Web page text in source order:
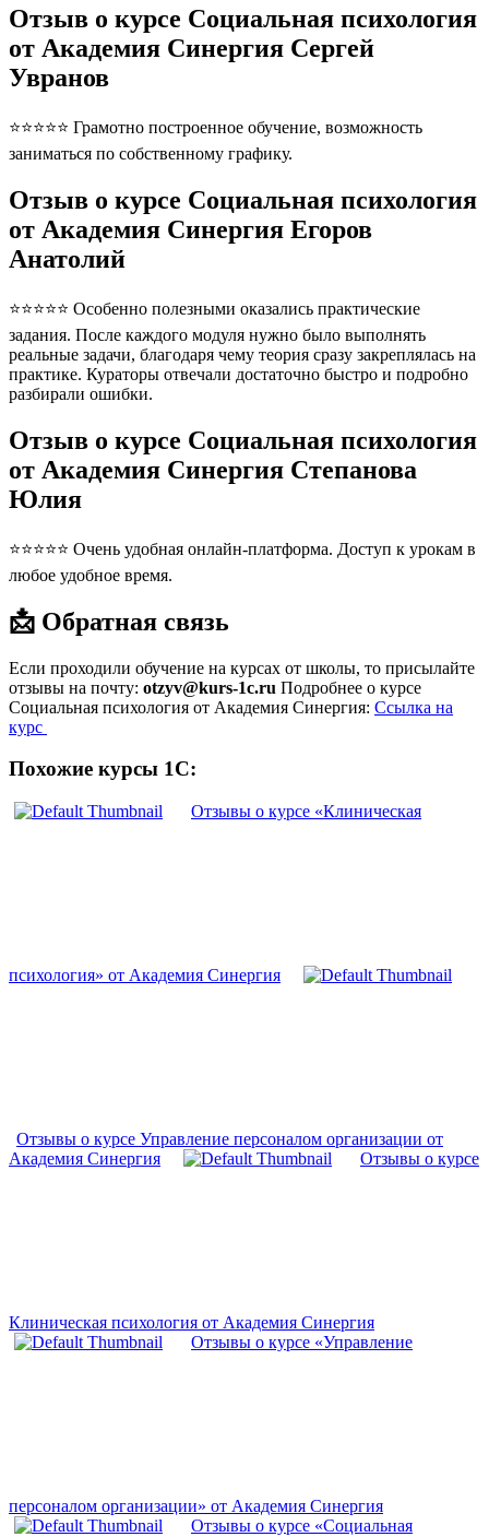
Отзыв о курсе Социальная психология
от Академия Синергия Сергей
Увранов
⭐⭐⭐⭐⭐ Грамотно построенное обучение, возможность
заниматься по собственному графику.
Отзыв о курсе Социальная психология
от Академия Синергия Егоров
Анатолий
⭐⭐⭐⭐⭐ Особенно полезными оказались практические
задания. После каждого модуля нужно было выполнять
реальные задачи, благодаря чему теория сразу закреплялась на
практике. Кураторы отвечали достаточно быстро и подробно
разбирали ошибки.
Отзыв о курсе Социальная психология
от Академия Синергия Степанова
Юлия
⭐⭐⭐⭐⭐ Очень удобная онлайн-платформа. Доступ к урокам в
любое удобное время.
📩 Обратная связь
Если проходили обучение на курсах от школы, то присылайте
отзывы на почту: otzyv@kurs-1c.ru Подробнее о курсе
Социальная психология от Академия Синергия: Ссылка на
курс
Похожие курсы 1С:
Отзывы о курсе «Клиническая
психология» от Академия Синергия
Отзывы о курсе Управление персоналом организации от
Академия Синергия
Отзывы о курсе
Клиническая психология от Академия Синергия
Отзывы о курсе «Управление
персоналом организации» от Академия Синергия
Отзывы о курсе «Социальная